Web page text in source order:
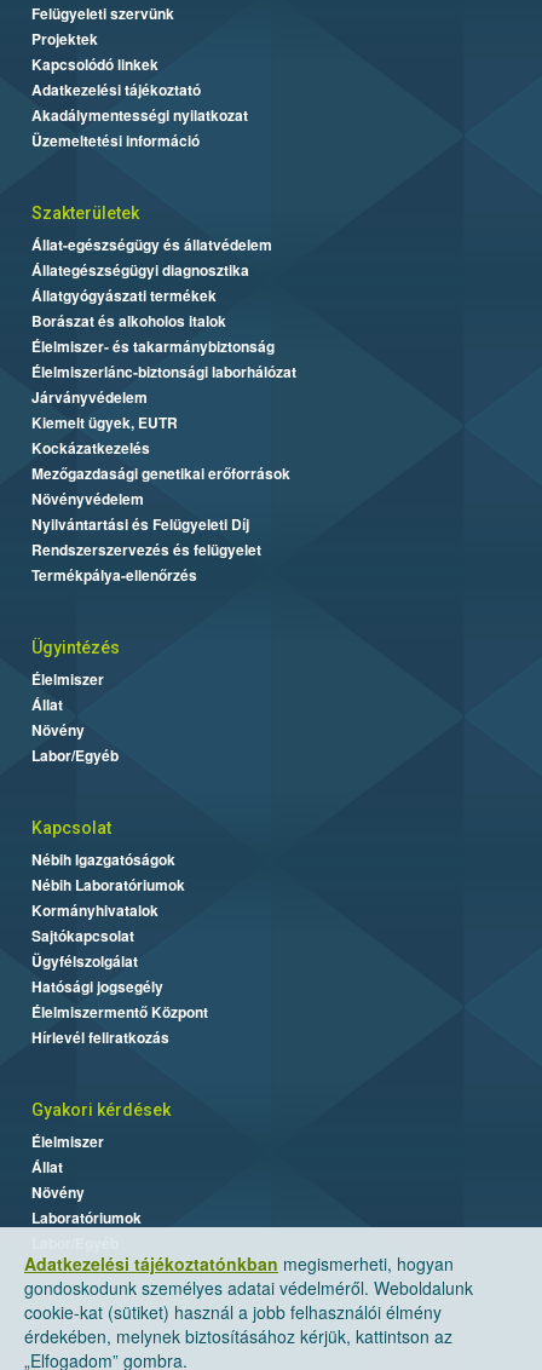
Adatkezelési tájékoztatónkban megismerheti, hogyan
gondoskodunk személyes adatai védelméről. Weboldalunk
cookie-kat (sütiket) használ a jobb felhasználói élmény
érdekében, melynek biztosításához kérjük, kattintson az
„Elfogadom” gombra.
Felügyeleti szervünk
Projektek
Kapcsolódó linkek
Adatkezelési tájékoztató
Akadálymentességi nyilatkozat
Üzemeltetési információ
Szakterületek
Állat-egészségügy és állatvédelem
Állategészségügyi diagnosztika
Állatgyógyászati termékek
Borászat és alkoholos italok
Élelmiszer- és takarmánybiztonság
Élelmiszerlánc-biztonsági laborhálózat
Járványvédelem
Kiemelt ügyek, EUTR
Kockázatkezelés
Mezőgazdasági genetikai erőforrások
Növényvédelem
Nyilvántartási és Felügyeleti Díj
Rendszerszervezés és felügyelet
Termékpálya-ellenőrzés
Ügyintézés
Élelmiszer
Állat
Növény
Labor/Egyéb
Kapcsolat
Nébih Igazgatóságok
Nébih Laboratóriumok
Kormányhivatalok
Sajtókapcsolat
Ügyfélszolgálat
Hatósági jogsegély
Élelmiszermentő Központ
Hírlevél feliratkozás
Gyakori kérdések
Élelmiszer
Állat
Növény
Laboratóriumok